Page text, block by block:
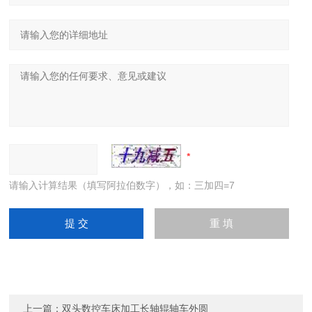
请输入计算结果（填写阿拉伯数字），如：三加四=7
上一篇：双头数控车床加工长轴辊轴车外圆